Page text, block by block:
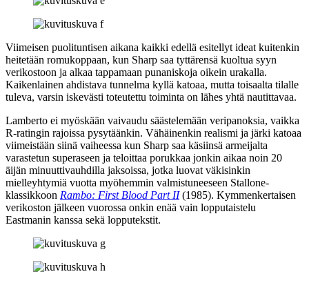
Viimeisen puolituntisen aikana kaikki edellä esitellyt ideat kuitenkin
heitetään romukoppaan, kun Sharp saa tyttärensä kuoltua syyn
verikostoon ja alkaa tappamaan punaniskoja oikein urakalla.
Kaikenlainen ahdistava tunnelma kyllä katoaa, mutta toisaalta tilalle
tuleva, varsin iskevästi toteutettu toiminta on lähes yhtä nautittavaa.
Lamberto ei myöskään vaivaudu säästelemään veripanoksia, vaikka
R‑ratingin rajoissa pysytäänkin. Vähäinenkin realismi ja järki katoaa
viimeistään siinä vaiheessa kun Sharp saa käsiinsä armeijalta
varastetun superaseen ja teloittaa porukkaa jonkin aikaa noin 20
äijän minuuttivauhdilla jaksoissa, jotka luovat väkisinkin
mielleyhtymiä vuotta myöhemmin valmistuneeseen Stallone-
klassikkoon Rambo: First Blood Part II(1985). Kymmenkertaisen
verikoston jälkeen vuorossa onkin enää vain lopputaistelu
Eastmanin kanssa sekä lopputekstit.